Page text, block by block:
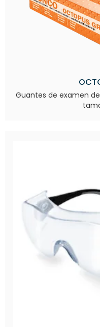
Guantes de examen